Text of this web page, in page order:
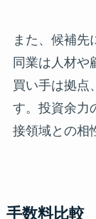
また、候補先
同業は人材や
買い手は拠点
す。投資余力
接領域との相
手数料比較